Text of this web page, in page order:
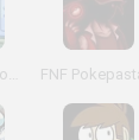
FNF: Epic Sponge Bob